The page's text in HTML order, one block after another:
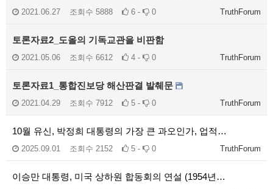
TruthForum
2021.06.27 조회수 5888 6 - 0
토론자료2_도올의 기독교관을 비판함
TruthForum
2021.05.06 조회수 6612 4 - 0
토론자료1_통합진보당 해산판결 발췌문
TruthForum
2021.04.29 조회수 7912 5 - 0
10월 유신, 박정희 대통령의 가장 큰 과오인가, 업적…
TruthForum
2025.09.01 조회수 2152 5 - 0
이승만 대통령, 미국 상하원 합동회의 연설 (1954년…